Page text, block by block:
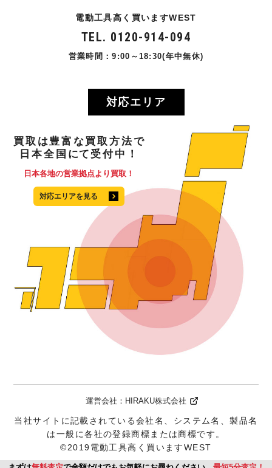
電動工具高く買いますWEST
TEL. 0120-914-094
営業時間：9:00～18:30(年中無休)
対応エリア
買取 は 豊富な買取方法で
日本全国 にて 受付中！
日本各地の営業拠点より買取！
対応エリアを見る
運営会社： HIRAKU株式会社
当社サイトに記載されている会社名、システム名、製品名
は一般に各社の登録商標または商標です。
©2019電動工具高く買いますWEST